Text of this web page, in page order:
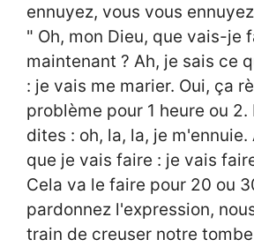
ennuyez, vous vous
" Oh, mon Dieu, que vais-je
maintenant ? Ah, je sais ce
: je vais me marier. Oui, ça
problème pour 1 heure ou 2.
dites : oh, la, la, je m'ennuie.
que je vais faire : je vais
Cela va le faire pour 20 ou
pardonnez l'expression,
train de creuser notre